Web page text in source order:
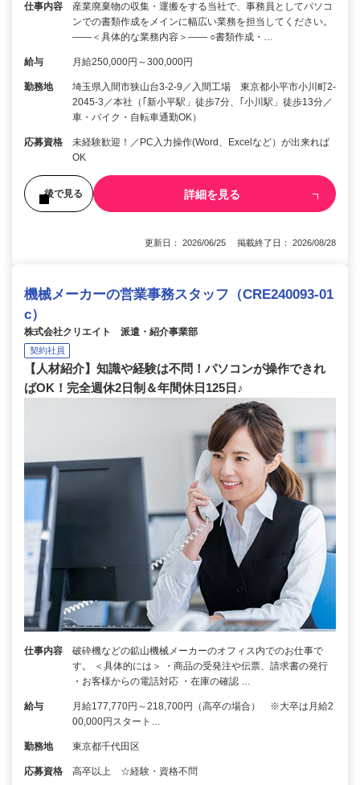
仕事内容
産業廃棄物の収集・運搬をする当社で、事務員としてパソコ
ンでの書類作成をメインに幅広い業務を担当してください。
――＜具体的な業務内容＞―― ○書類作成・…
給与 月給250,000円～300,000円
勤務地
埼玉県入間市狭山台3-2-9／入間工場 東京都小平市小川町2-
2045-3／本社（｢新小平駅」徒歩7分、｢小川駅」徒歩13分／
車・バイク・自転車通勤OK）
応募資格
未経験歓迎！／PC入力操作(Word、Excelなど）が出来れば
OK
後で見る 詳細を見る
更新日： 2026/06/25 掲載終了日： 2026/08/28
機械メーカーの営業事務スタッフ（CRE240093-01
c）
株式会社クリエイト 派遣・紹介事業部
契約社員
【人材紹介】知識や経験は不問！パソコンが操作できれ
ばOK！完全週休2日制＆年間休日125日♪
仕事内容
破砕機などの鉱山機械メーカーのオフィス内でのお仕事で
す。 ＜具体的には＞ ・商品の受発注や伝票、請求書の発行
・お客様からの電話対応 ・在庫の確認 …
給与
月給177,770円～218,700円（高卒の場合） ※大卒は月給2
00,000円スタート…
勤務地 東京都千代田区
応募資格 高卒以上 ☆経験・資格不問